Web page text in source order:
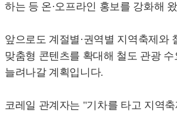
하는 등 온·오프라인 홍보를 강화해
앞으로도 계절별·권역별 지역축제와
맞춤형 콘텐츠를 확대해 철도 관광
늘려나갈 계획입니다.
코레일 관계자는 "기차를 타고 지역